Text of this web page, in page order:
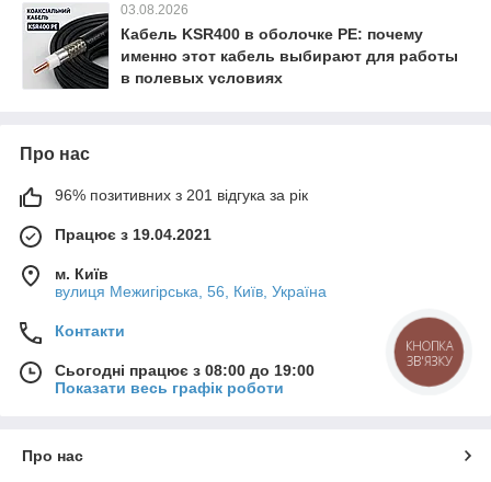
03.08.2026
Кабель KSR400 в оболочке PE: почему
именно этот кабель выбирают для работы
в полевых условиях
Про нас
96% позитивних з 201 відгука за рік
Працює з 19.04.2021
м. Київ
вулиця Межигірська, 56, Київ, Україна
Контакти
Сьогодні працює з 08:00 до 19:00
Показати весь графік роботи
Про нас
КНОПКА
ЗВ'ЯЗКУ